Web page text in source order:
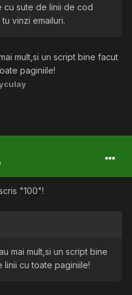
cu sute de linii de cod
vinzi emailuri.
mult,si un script bine facut
paginiile!
"100"!
mai mult,si un script bine
cu toate paginiile!